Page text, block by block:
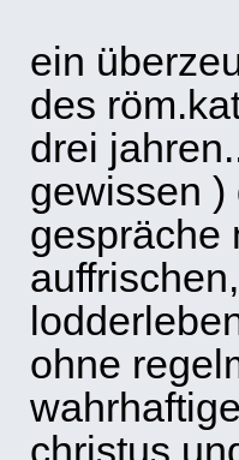
ein
des
drei
gewissen )
gespräche
ohne